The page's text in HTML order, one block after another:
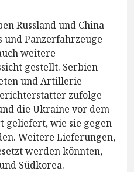
Russland und China
Panzerfahrzeuge
weitere
gestellt. Serbien
und Artillerie
zufolge
die Ukraine vor dem
geliefert, wie sie gegen
Weitere Lieferungen,
werden könnten,
Südkorea.